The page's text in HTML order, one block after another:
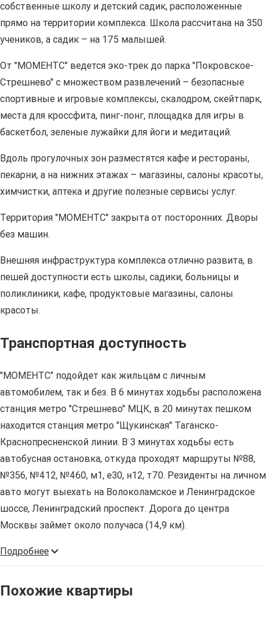
собственные школу и детский садик, расположенные
прямо на территории комплекса. Школа рассчитана на 350
учеников, а садик – на 175 малышей.
От "МОМЕНТС" ведется эко-трек до парка "Покровское-
Стрешнево" с множеством развлечений – безопасные
спортивные и игровые комплексы, скалодром, скейтпарк,
места для кроссфита, пинг-понг, площадка для игры в
баскетбол, зеленые лужайки для йоги и медитаций.
Вдоль прогулочных зон разместятся кафе и рестораны,
пекарни, а на нижних этажах – магазины, салоны красоты,
химчистки, аптека и другие полезные сервисы услуг.
Территория "МОМЕНТС" закрыта от посторонних. Дворы
без машин.
Внешняя инфраструктура комплекса отлично развита, в
пешей доступности есть школы, садики, больницы и
поликлиники, кафе, продуктовые магазины, салоны
красоты.
Транспортная доступность
"МОМЕНТС" подойдет как жильцам с личным
автомобилем, так и без. В 6 минутах ходьбы расположена
станция метро "Стрешнево" МЦК, в 20 минутах пешком
находится станция метро "Щукинская" Таганско-
Краснопресненской линии. В 3 минутах ходьбы есть
автобусная остановка, откуда проходят маршруты №88,
№356, №412, №460, м1, е30, н12, т70. Резиденты на личном
авто могут выехать на Волоколамское и Ленинградское
шоссе, Ленинградский проспект. Дорога до центра
Москвы займет около получаса (14,9 км).
Подробнее
Похожие квартиры